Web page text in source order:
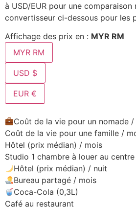
à USD/EUR pour une
convertisseur ci-dessous pour les
Affichage des prix en : MYR RM
MYR RM
USD $
EUR €
Coût de la vie pour un nomade /
Coût de la vie pour une famille /
Hôtel (prix médian) / mois
Studio 1 chambre à louer au
Hôtel (prix médian) / nuit
Bureau partagé / mois
Coca-Cola (0,3L)
Café au restaurant